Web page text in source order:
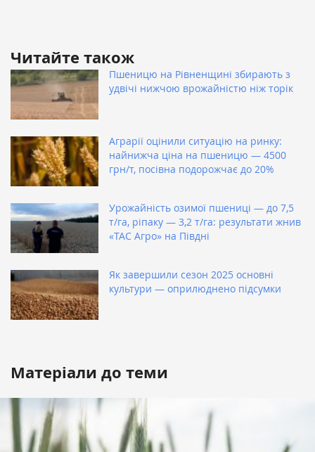
Читайте також
Пшеницю на Рівненщині збирають з
удвічі нижчою врожайністю ніж торік
Аграрії оцінили ситуацію на ринку:
найнижча ціна на пшеницю — 4500
грн/т, посівна подорожчає до 20%
Урожайність озимої пшениці — до 7,5
т/га, ріпаку — 3,2 т/га: результати жнив
«ТАС Агро» на Півдні
Як завершили сезон 2025 основні
культури — оприлюднено підсумки
Матеріали до теми